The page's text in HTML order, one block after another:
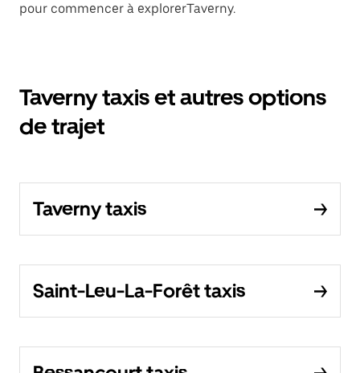
pour commencer à explorerTaverny.
Taverny taxis et autres options
de trajet
Taverny taxis
Saint-Leu-La-Forêt taxis